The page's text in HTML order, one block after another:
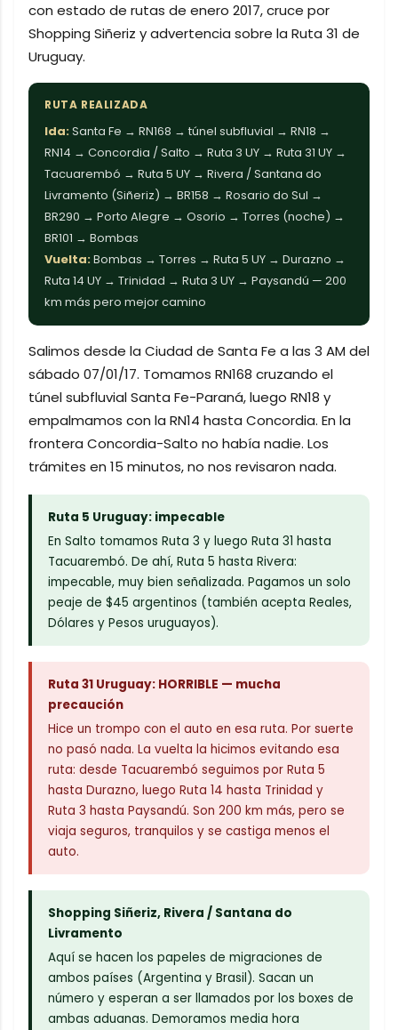
con estado de rutas de enero 2017, cruce por
Shopping Siñeriz y advertencia sobre la Ruta 31 de
Uruguay.
RUTA REALIZADA
Ida:Santa Fe → RN168 → túnel subfluvial → RN18 →
RN14 → Concordia / Salto → Ruta 3 UY → Ruta 31 UY →
Tacuarembó → Ruta 5 UY → Rivera / Santana do
Livramento (Siñeriz) → BR158 → Rosario do Sul →
BR290 → Porto Alegre → Osorio → Torres (noche) →
BR101 → Bombas
Vuelta:Bombas → Torres → Ruta 5 UY → Durazno →
Ruta 14 UY → Trinidad → Ruta 3 UY → Paysandú — 200
km más pero mejor camino
Salimos desde la Ciudad de Santa Fe a las 3 AM del
sábado 07/01/17. Tomamos RN168 cruzando el
túnel subfluvial Santa Fe-Paraná, luego RN18 y
empalmamos con la RN14 hasta Concordia. En la
frontera Concordia-Salto no había nadie. Los
trámites en 15 minutos, no nos revisaron nada.
Ruta 5 Uruguay: impecable
En Salto tomamos Ruta 3 y luego Ruta 31 hasta
Tacuarembó. De ahí, Ruta 5 hasta Rivera:
impecable, muy bien señalizada. Pagamos un solo
peaje de $45 argentinos (también acepta Reales,
Dólares y Pesos uruguayos).
Ruta 31 Uruguay: HORRIBLE — mucha
precaución
Hice un trompo con el auto en esa ruta. Por suerte
no pasó nada. La vuelta la hicimos evitando esa
ruta: desde Tacuarembó seguimos por Ruta 5
hasta Durazno, luego Ruta 14 hasta Trinidad y
Ruta 3 hasta Paysandú. Son 200 km más, pero se
viaja seguros, tranquilos y se castiga menos el
auto.
Shopping Siñeriz, Rivera / Santana do
Livramento
Aquí se hacen los papeles de migraciones de
ambos países (Argentina y Brasil). Sacan un
número y esperan a ser llamados por los boxes de
ambas aduanas. Demoramos media hora